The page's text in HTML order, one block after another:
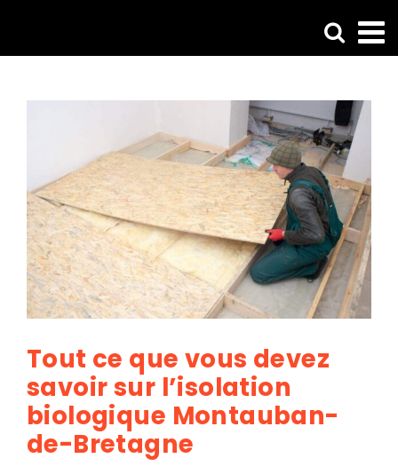
contenu
Tout ce que vous devez
savoir sur l’isolation
biologique Montauban-
de-Bretagne